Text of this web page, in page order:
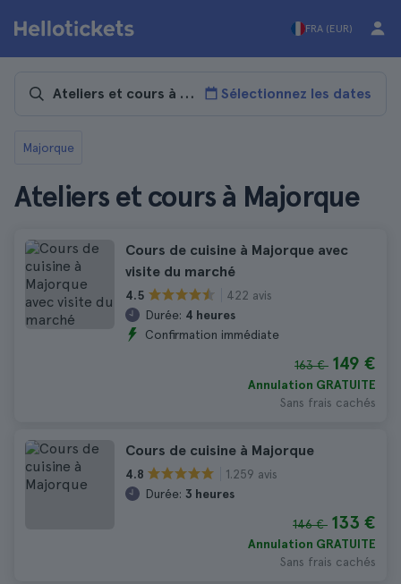
FRA (EUR)
Sélectionnez les dates
Majorque
Ateliers et cours à Majorque
Cours de cuisine à Majorque avec
visite du marché
4.5
422 avis
Durée: 4 heures
Confirmation immédiate
163 € 149 €
Annulation GRATUITE
Sans frais cachés
Cours de cuisine à Majorque
4.8
1.259 avis
Durée: 3 heures
146 € 133 €
Annulation GRATUITE
Sans frais cachés